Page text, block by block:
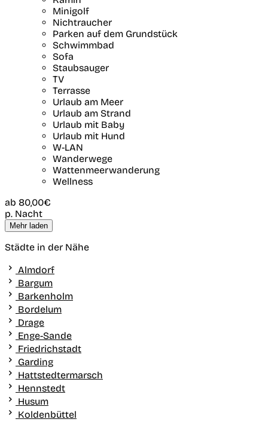
Minigolf
Nichtraucher
Parken auf dem Grundstück
Schwimmbad
Sofa
Staubsauger
TV
Terrasse
Urlaub am Meer
Urlaub am Strand
Urlaub mit Baby
Urlaub mit Hund
W-LAN
Wanderwege
Wattenmeerwanderung
Wellness
ab 80,00€
p. Nacht
Mehr laden
Städte in der Nähe
Almdorf
Bargum
Barkenholm
Bordelum
Drage
Enge-Sande
Friedrichstadt
Garding
Hattstedtermarsch
Hennstedt
Husum
Koldenbüttel